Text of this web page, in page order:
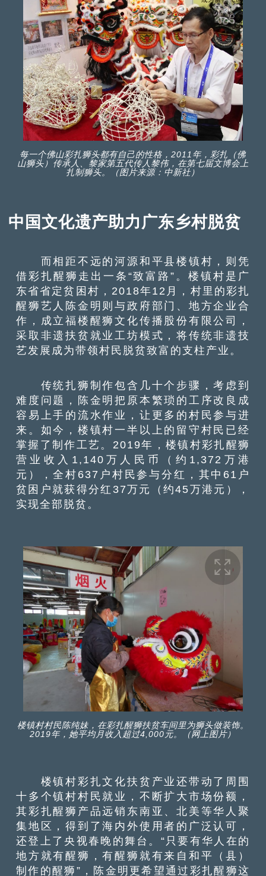
每一个佛山彩扎狮头都有自己的性格，2011年，彩扎（佛
山狮头）传承人、黎家第五代传人黎伟，在第七届文博会上
扎制狮头。（图片来源：中新社）
中国文化遗产助力广东乡村脱贫
而相距不远的河源和平县楼镇村，则凭
借彩扎醒狮走出一条“致富路”。楼镇村是广
东省省定贫困村，2018年12月，村里的彩扎
醒狮艺人陈金明则与政府部门、地方企业合
作，成立福楼醒狮文化传播股份有限公司，
采取非遗扶贫就业工坊模式，将传统非遗技
艺发展成为带领村民脱贫致富的支柱产业。
传统扎狮制作包含几十个步骤，考虑到
难度问题，陈金明把原本繁琐的工序改良成
容易上手的流水作业，让更多的村民参与进
来。如今，楼镇村一半以上的留守村民已经
掌握了制作工艺。2019年，楼镇村彩扎醒狮
营业收入1,140万人民币（约1,372万港
元），全村637户村民参与分红，其中61户
贫困户就获得分红37万元（约45万港元），
实现全部脱贫。
楼镇村村民陈纯妹，在彩扎醒狮扶贫车间里为狮头做装饰。
2019年，她平均月收入超过4,000元。（网上图片）
楼镇村彩扎文化扶贫产业还带动了周围
十多个镇村村民就业，不断扩大市场份额，
其彩扎醒狮产品远销东南亚、北美等华人聚
集地区，得到了海内外使用者的广泛认可，
还登上了央视春晚的舞台。“只要有华人在的
地方就有醒狮，有醒狮就有来自和平（县）
制作的醒狮”，陈金明更希望通过彩扎醒狮这